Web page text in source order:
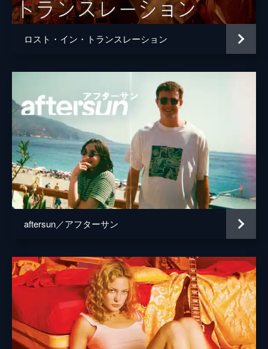
ジリアン・アルメナンテ
脚本 ジェームズ・マンゴールド
リサ・ルーマー
原作 スザンナ・ケイセン
音楽 マイケル・ダナ
製作 ダグラス・ウィック
キャシー・コンラッド
ロスト・イン・トランスレーション
aftersun／アフターサン